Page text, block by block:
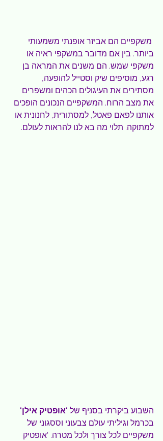
משקפיים הם אביזר אופנתי משמעותי
ביותר. בין אם מדובר במשקפי ראיה או
משקפי שמש. הם משנים את המראה בן
רגע, מוסיפים שיק וסטייל להופעה,
מסתירים את העיגולים הכהים ומשפרים
את מצב הרוח. המשקפיים הנכונים הופכים
אותנו לפאם פאטל, למסתורית, לחנונית או
למתוקה. תלוי מה בא לנו להראות לעולם.
השבוע ביקרתי בסניף של 'אופטיק אילן'
בכרמל וגיליתי עולם צבעוני וססגוני של
משקפיים לכל צורך ולכל מטרה. 'אופטיק